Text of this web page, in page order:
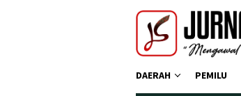
DAERAH PEMILU